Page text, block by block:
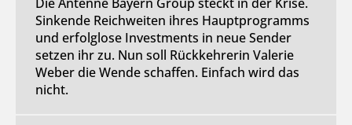
Sinkende Reichweiten ihres Hauptprogramms
und erfolglose Investments in neue Sender
setzen ihr zu. Nun soll Rückkehrerin Valerie
Weber die Wende schaffen. Einfach wird das
nicht.